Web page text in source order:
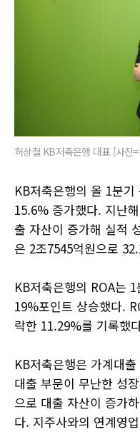
허상철 KB저축은행 대표 [사진
KB저축은행의 올 1분
15.6% 증가했다. 지난
출 자산이 증가해 실적
은 2조7545억원으로
KB저축은행의 ROA는
19%포인트 상승했다.
락한 11.29%를 기록했
KB저축은행은 가계대
대출 부문이 무난한 성
으로 대출 자산이 증가
다. 지주사와의 연계영